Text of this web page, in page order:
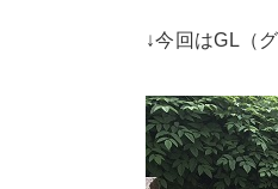
↓今回はGL（